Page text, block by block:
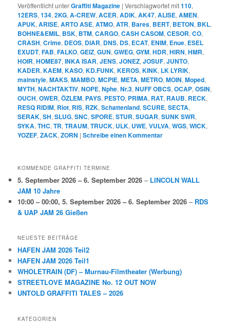
Veröffentlicht unterGraffiti Magazine |Verschlagwortet mit110,
12ERS,134,2KG,A-CREW,ACER,ADIK,AK47,ALISE,AMEN,
APUK,ARISE,ARTO ASE,ATMO,ATR, Bares, BERT, BETON, BKL,
BOHNE&EMIL, BSK, BTM,CARGO,CASH CASOM,CESOR,CO,
CRASH,Crime, DEOS, DIAR, DNS, DS, ECAT, ENIM, Enue, ESEL
EXUDT,FAB,FALKO,GEIZ,GUN,GWEG,GYM,HDR,HIRN,HMR,
HOIR,HOME87,INKA ISAR,JENS,JONEZ,JOSUF,JUNTO,
KADER,KAEM,KASO,KD.FUNK,KEROS,KINK, LK LYRIK,
mainstyle,MAKS,MAMBO,MCPIE,META,METRO,MOIN,Moped,
MYTH,NACHTAKTIV,NOPE,Nphe,Nr.3,NUFF OBCS,OCAP,OSIN,
OUCH,OWER,ÖZLEM, PAYS, PESTO, PRIMA, RAT, RAUB, RECK,
RESQ RIDIM, Riot, RIS, RZK,Schattenland,SCURE,SECTA,
SERAK,SH,SLUG,SNC,SPORE,STUR,SUGAR,SUNK SWR,
SYKA,THC,TR,TRAUM,TRUCK, ULK, UWE,VULVA,WGS,WICK,
YOZEF,ZACK,ZORN |Schreibe einen Kommentar
KOMMENDE GRAFFITI TERMINE
5. September 2026 – 6. September 2026 – LINCOLN WALL
JAM 10 Jahre
10:00 – 00:00,5. September 2026 – 6. September 2026 – RDS
& UAP JAM 26 Gießen
NEUESTE BEITRÄGE
HAFEN JAM 2026 Teil2
HAFEN JAM 2026 Teil1
WHOLETRAIN (DF) – Murnau-Filmtheater (Werbung)
STREETLOVE MAGAZINE No. 12 OUT NOW
UNTOLD GRAFFITI TALES – 2026
KATEGORIEN